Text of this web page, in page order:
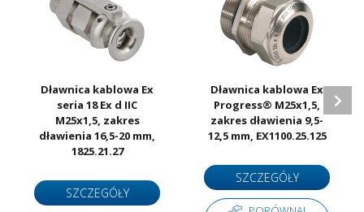
Dławnica kablowa Ex
seria 18 Ex d IIC
M25x1,5, zakres
dławienia 16,5-20 mm,
1825.21.27
SZCZEGÓŁY
Dławnica kablowa Ex
Progress® M25x1,5,
zakres dławienia 9,5-
12,5 mm, EX1100.25.125
SZCZEGÓŁY